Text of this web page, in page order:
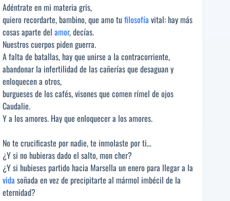
Adéntrate en mi materia gris,
quiero recordarte, bambino, que amo tufilosofía vital: hay más
cosas aparte del amor, decías.
Nuestros cuerpos piden guerra.
A falta de batallas, hay que unirse a la contracorriente,
abandonar la infertilidad de las cañerías que desaguan y
enloquecen a otros,
burgueses de los cafés, visones que comen rímel de ojos
Caudalie.
Y a los amores. Hay que enloquecer a los amores.
No te crucificaste por nadie, te inmolaste por ti…
¿Y si no hubieras dado el salto, mon cher?
¿Y si hubieses partido hacia Marsella un enero para llegar a la
vida soñada en vez de precipitarte al mármol imbécil de la
eternidad?